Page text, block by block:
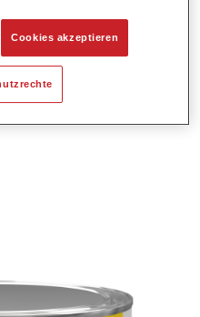
Cookies akzeptieren